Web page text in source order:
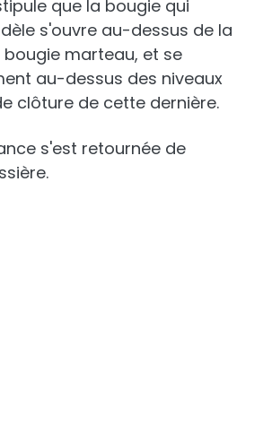
est également
que la bougie qui
s'ouvre au-dessus de la
marteau, et se
au-dessus des niveaux
s'est retournée de